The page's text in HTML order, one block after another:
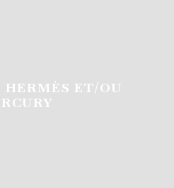
HERMÈS ET/OU
HERMÈS ET/OU